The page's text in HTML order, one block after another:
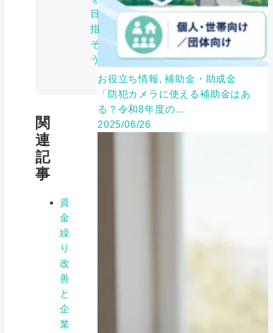
目
指
そ
う
関
連
記
事
資
金
繰
り
改
善
と
企
業
お役立ち情報, 補助金・助成金
「防犯カメラに使える補助金はあ
る？令和8年度の...
2025/06/26